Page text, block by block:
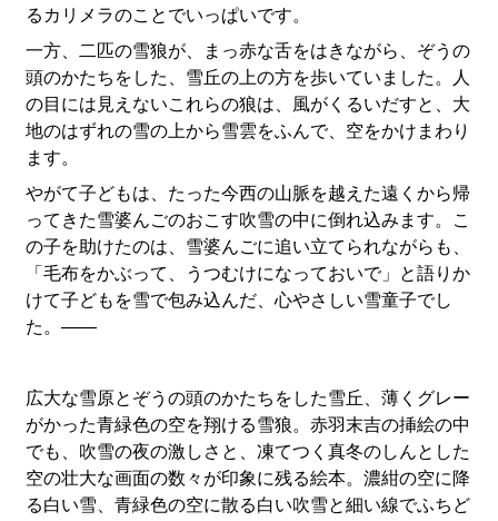
るカリメラのことでいっぱいです。
一方、二匹の雪狼が、まっ赤な舌をはきながら、ぞうの
頭のかたちをした、雪丘の上の方を歩いていました。人
の目には見えないこれらの狼は、風がくるいだすと、大
地のはずれの雪の上から雪雲をふんで、空をかけまわり
ます。
やがて子どもは、たった今西の山脈を越えた遠くから帰
ってきた雪婆んごのおこす吹雪の中に倒れ込みます。こ
の子を助けたのは、雪婆んごに追い立てられながらも、
「毛布をかぶって、うつむけになっておいで」と語りか
けて子どもを雪で包み込んだ、心やさしい雪童子でし
た。――
広大な雪原とぞうの頭のかたちをした雪丘、薄くグレー
がかった青緑色の空を翔ける雪狼。赤羽末吉の挿絵の中
でも、吹雪の夜の激しさと、凍てつく真冬のしんとした
空の壮大な画面の数々が印象に残る絵本。濃紺の空に降
る白い雪、青緑色の空に散る白い吹雪と細い線でふちど